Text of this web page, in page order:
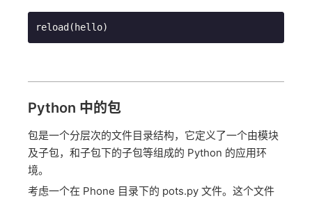
reload(hello)
Python 中的包
包是一个分层次的文件目录结构，它定义了一个由模块
及子包，和子包下的子包等组成的 Python 的应用环
境。
考虑一个在 Phone 目录下的 pots.py 文件。这个文件